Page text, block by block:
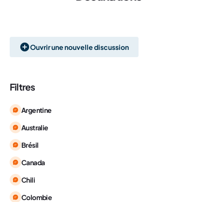
Ouvrir une nouvelle discussion
Filtres
Argentine
Australie
Brésil
Canada
Chili
Colombie